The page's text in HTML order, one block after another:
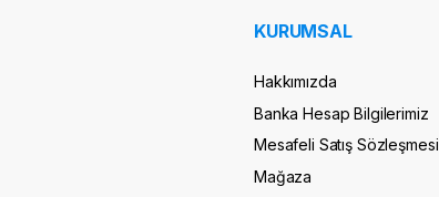
KURUMSAL
Hakkımızda
Banka Hesap Bilgilerimiz
Mesafeli Satış Sözleşmesi
Mağaza